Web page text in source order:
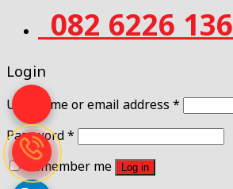
082 6226 136
Login
Username or email address *
Password*
Remember me
Log in